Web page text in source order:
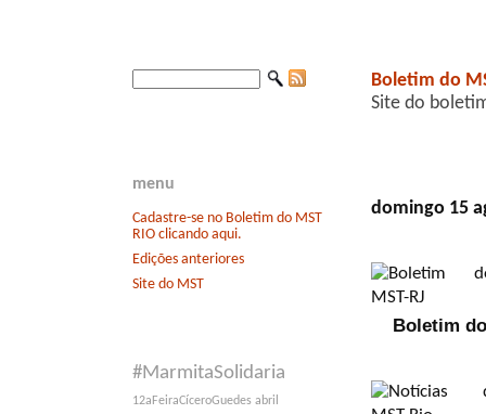
menu
Cadastre-se no Boletim do MST
RIO clicando aqui.
Edições anteriores
Site do MST
#MarmitaSolidaria
12aFeiraCíceroGuedes abril
Boletim do
Site do
domingo 15
Boletim